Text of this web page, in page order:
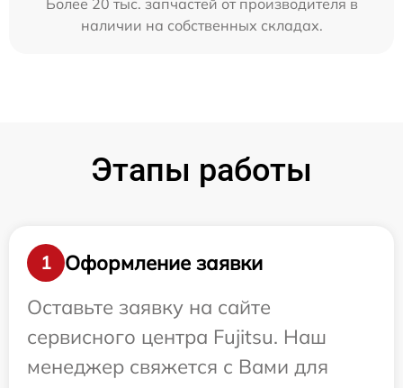
Более 20 тыс. запчастей от производителя в
наличии на собственных складах.
Этапы работы
1
Оформление заявки
Оставьте заявку на сайте
сервисного центра Fujitsu. Наш
менеджер свяжется с Вами для